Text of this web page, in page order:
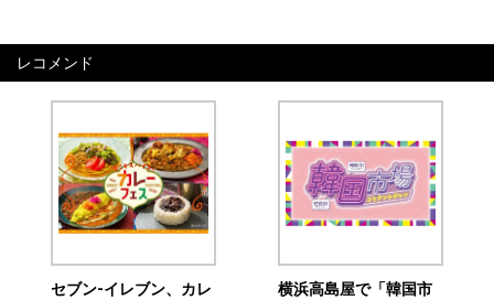
レコメンド
セブン‐イレブン、カレ
横浜高島屋で「韓国市